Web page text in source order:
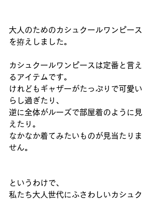
大人のためのカシュクールワンピース
を拵えしました。
カシュクールワンピースは定番と言え
るアイテムです。
けれどもギャザーがたっぷりで可愛い
らし過ぎたり、
逆に全体がルーズで部屋着のように見
えたり。
なかなか着てみたいものが見当たりま
せん。
というわけで、
私たち大人世代にふさわしいカシュク